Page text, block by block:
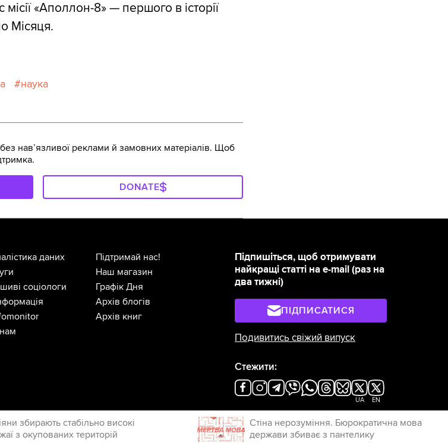
«Аполлон-8» — першого в історії
Місяця.
наука
навʼязливої реклами й замовних матеріалів. Щоб
DONATE
збирають стабільно високі
з окупованих територій
Стіна нерозуміння. Бюрократична мова
держави збиває з пантелику
×
Підпишіться, щоб отримувати
найкращі статті на e-mail (раз на
два тижні)
ПІДПИСАТИСЯ
Подивитись свіжий випуск
Стежити:
UA EN
даних
соціологи
Підтримай нас!
Наш магазин
Графік Дня
Архів блогів
Архів книг